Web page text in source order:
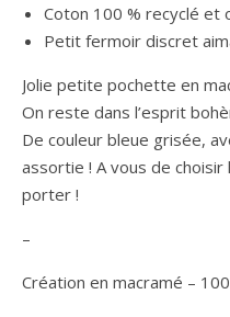
Coton 100 % recyclé et
Petit fermoir discret
Jolie petite pochette en
On reste dans l’esprit
De couleur bleue grisée,
assortie ! A vous de
porter !
–
Création en macramé –